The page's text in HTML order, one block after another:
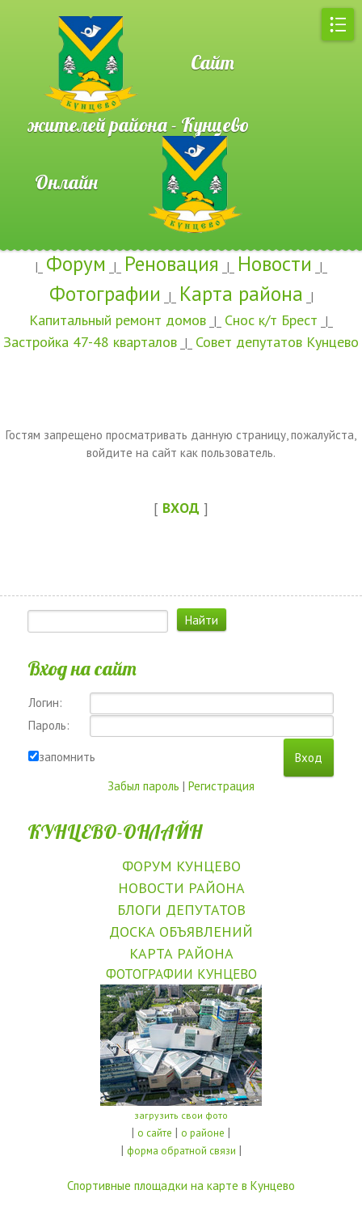
Сайт
жителей района - Кунцево
Онлайн
|_ Форум _|_ Реновация _|_ Новости _|_
Фотографии _|_ Карта района _|
Капитальный ремонт домов _|_ Снос к/т Брест _|_
Застройка 47-48 кварталов _|_ Совет депутатов Кунцево
Гостям запрещено просматривать данную страницу, пожалуйста,
войдите на сайт как пользователь.
[ ВХОД ]
Вход на сайт
Логин:
Пароль:
запомнить
Забыл пароль | Регистрация
КУНЦЕВО-ОНЛАЙН
ФОРУМ КУНЦЕВО
НОВОСТИ РАЙОНА
БЛОГИ ДЕПУТАТОВ
ДОСКА ОБЪЯВЛЕНИЙ
КАРТА РАЙОНА
ФОТОГРАФИИ КУНЦЕВО
загрузить свои фото
| о сайте | о районе |
| форма обратной связи |
Спортивные площадки на карте в Кунцево